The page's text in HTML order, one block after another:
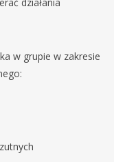
w grupie w zakresie